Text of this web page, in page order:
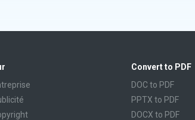
Convert to PDF
DOC to PDF
PPTX to PDF
DOCX to PDF